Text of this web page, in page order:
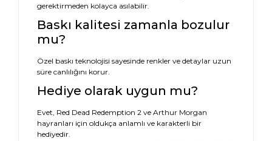
gerektirmeden kolayca asılabilir.
Baskı kalitesi zamanla bozulur
mu?
Özel baskı teknolojisi sayesinde renkler ve detaylar uzun
süre canlılığını korur.
Hediye olarak uygun mu?
Evet, Red Dead Redemption 2 ve Arthur Morgan
hayranları için oldukça anlamlı ve karakterli bir
hediyedir.